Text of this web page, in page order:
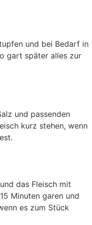
und bei Bedarf in
gart später alles zur
und passenden
kurz stehen, wenn
das Fleisch mit
Minuten garen und
es zum Stück